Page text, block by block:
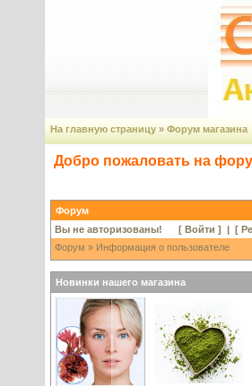
На главную страницу » Форум магазина
Добро пожаловать на
Форум
Вы не авторизованы! [ Войти ] | [
Форум » Информация о пользователе
Новинки нашего магазина